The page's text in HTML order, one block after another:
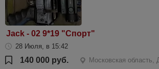
Jack - 02 9*19 "Спорт"
28 Июля, в 15:42
140 000 руб.
Московская область,